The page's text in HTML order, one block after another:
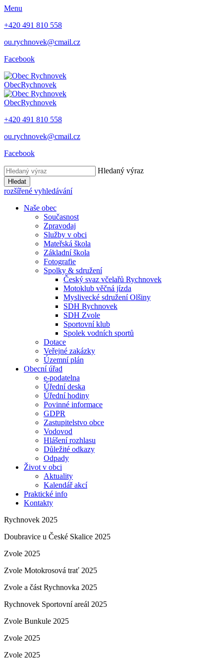
Menu
+420 491 810 558
ou.rychnovek@cmail.cz
Facebook
ObecRychnovek
ObecRychnovek
+420 491 810 558
ou.rychnovek@cmail.cz
Facebook
Hledaný výraz
Hledat
rozšířené vyhledávání
Naše obec
Současnost
Zpravodaj
Služby v obci
Mateřská škola
Základní škola
Fotografie
Spolky & sdružení
Český svaz včelařů Rychnovek
Motoklub věčná jízda
Myslivecké sdružení Olšiny
SDH Rychnovek
SDH Zvole
Sportovní klub
Spolek vodních sportů
Dotace
Veřejné zakázky
Územní plán
Obecní úřad
e-podatelna
Úřední deska
Úřední hodiny
Povinné informace
GDPR
Zastupitelstvo obce
Vodovod
Hlášení rozhlasu
Důležité odkazy
Odpady
Život v obci
Aktuality
Kalendář akcí
Praktické info
Kontakty
Rychnovek 2025
Doubravice u České Skalice 2025
Zvole 2025
Zvole Motokrosová trať 2025
Zvole a část Rychnovka 2025
Rychnovek Sportovní areál 2025
Zvole Bunkule 2025
Zvole 2025
Zvole 2025